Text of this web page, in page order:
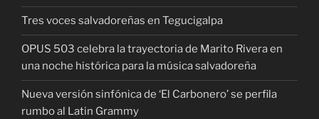
Tres voces salvadoreñas en Tegucigalpa
OPUS 503 celebra la trayectoria de Marito Rivera en
una noche histórica para la música salvadoreña
Nueva versión sinfónica de ‘El Carbonero’ se perfila
rumbo al Latin Grammy